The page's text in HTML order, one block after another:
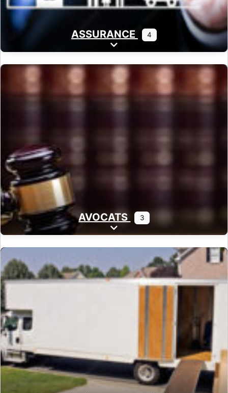
ASSURANCE 4
Expand sub-categories
AVOCATS 3
Expand sub-categories